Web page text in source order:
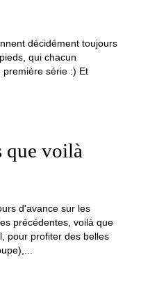
décidément toujours
qui chacun
série :) Et
que voilà
d'avance sur les
précédentes, voilà que
pour profiter des belles